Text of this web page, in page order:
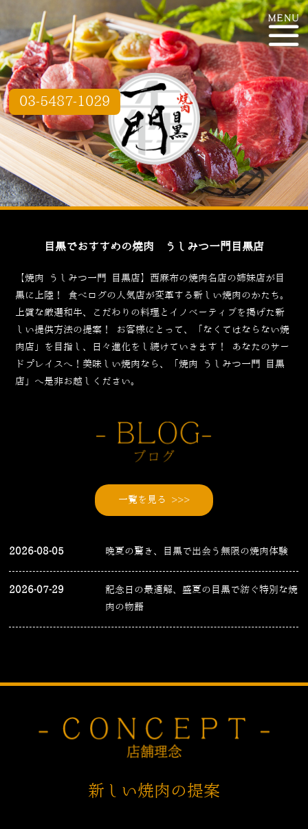
03-5487-1029
目黒でおすすめの焼肉 うしみつ一門目黒店
【焼肉 うしみつ一門 目黒店】西麻布の焼肉名店の姉妹店が目
黒に上陸！
食べログの人気店が変革する新しい焼肉のかたち。
上質な厳選和牛、こだわりの料理とイノベーティブを掲げた新
しい提供方法の提案！
お客様にとって、「なくてはならない焼
肉店」を目指し、日々進化をし続けていきます！
あなたのサー
ドプレイスへ！美味しい焼肉なら、「焼肉 うしみつ一門 目黒
店」へ是非お越しください。
一覧を見る >>>
2026-08-05 晩夏の驚き、目黒で出会う無限の焼肉体験
2026-07-29
記念日の最適解、盛夏の目黒で紡ぐ特別な焼
肉の物語
新しい焼肉の提案